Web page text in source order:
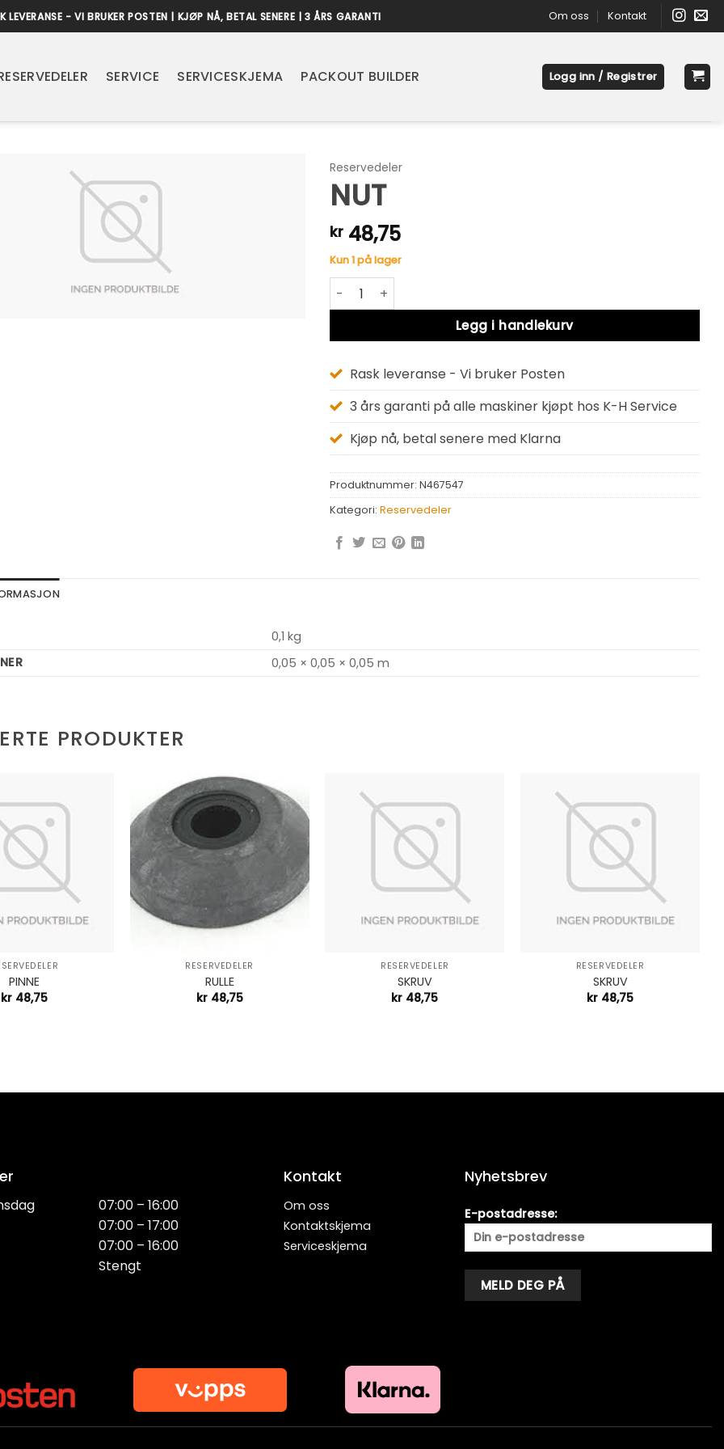
LEVERANSE - VI BRUKER POSTEN | KJØP NÅ, BETAL SENERE | 3 ÅRS GARANTI Om oss Kontakt
SERVICE SERVICESKJEMA PACKOUT BUILDER Logg inn / Registrer
Reservedeler
NUT
kr48,75
Kun 1 på lager
NUT antall
Legg i handlekurv
Alternative:
Rask leveranse - Vi bruker Posten
3 års garanti på alle maskiner kjøpt hos K-H Service
Kjøp nå, betal senere med Klarna
Produktnummer: N467547
Kategori: Reservedeler
0,1 kg
0,05 × 0,05 × 0,05 m
PRODUKTER
PINNE
kr48,75
RESERVEDELER
RULLE
kr48,75
RESERVEDELER
SKRUV
kr 48,75
RESERVEDELER
SKRUV
kr 48,75
07:00 – 16:00
07:00 – 17:00
07:00 – 16:00
Stengt
Kontakt
Om oss
Kontaktskjema
Serviceskjema
Nyhetsbrev
E-postadresse: